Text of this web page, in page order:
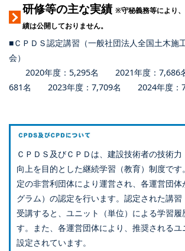
研修等の主な実績 ※守秘義務等により
績は公開しておりません。
■ＣＰＤＳ認定講習（一般社団法人全国土木施
会）
2020年度：5,295名 2021年度：
681名 2023年度：7,709名 2024年度：
ＣＰＤＳ及びＣＰＤは、建設技術者の技術力
向上を目的とした継続学習（教育）制度で
定の非営利団体により運営され、各運営団体
グラム）の認定を行います。認定された講
受講すると、ユニット（単位）による学習履
す。また、各運営団体により、推奨される
設定されています。